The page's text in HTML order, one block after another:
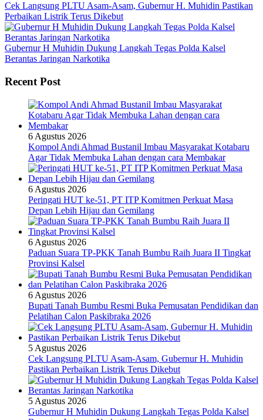
Cek Langsung PLTU Asam-Asam, Gubernur H. Muhidin Pastikan
Perbaikan Listrik Terus Dikebut
Gubernur H Muhidin Dukung Langkah Tegas Polda Kalsel
Berantas Jaringan Narkotika
Recent Post
6 Agustus 2026
Kompol Andi Ahmad Bustanil Imbau Masyarakat Kotabaru
Agar Tidak Membuka Lahan dengan cara Membakar
6 Agustus 2026
Peringati HUT ke-51, PT ITP Komitmen Perkuat Masa
Depan Lebih Hijau dan Gemilang
6 Agustus 2026
Paduan Suara TP-PKK Tanah Bumbu Raih Juara II Tingkat
Provinsi Kalsel
6 Agustus 2026
Bupati Tanah Bumbu Resmi Buka Pemusatan Pendidikan dan
Pelatihan Calon Paskibraka 2026
5 Agustus 2026
Cek Langsung PLTU Asam-Asam, Gubernur H. Muhidin
Pastikan Perbaikan Listrik Terus Dikebut
5 Agustus 2026
Gubernur H Muhidin Dukung Langkah Tegas Polda Kalsel